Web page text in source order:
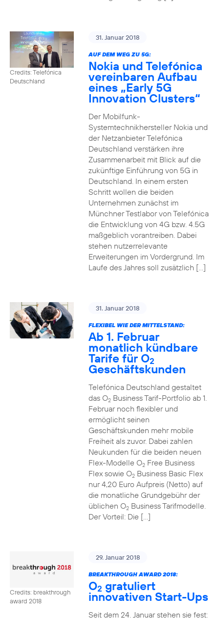
Credits: Telefónica
Deutschland
31. Januar 2018
AUF DEM WEG ZU 5G:
Nokia und Telefónica
vereinbaren Aufbau
eines „Early 5G
Innovation Clusters“
Der Mobilfunk-
Systemtechnikhersteller Nokia und
der Netzanbieter Telefónica
Deutschland verstärken ihre
Zusammenarbeit mit Blick auf die
zukünftige Einführung von 5G in
Deutschland. In einem ersten
Schritt wollen die beiden
Unternehmen zunächst im
Münchner Testlabor von Telefónica
die Entwicklung von 4G bzw. 4.5G
maßgeblich vorantreiben. Dabei
stehen nutzerrelevante
Erweiterungen im Vordergrund. Im
Laufe des Jahres soll zusätzlich […]
31. Januar 2018
FLEXIBEL WIE DER MITTELSTAND:
Ab 1. Februar
monatlich kündbare
Tarife für O2
Geschäftskunden
Telefónica Deutschland gestaltet
das O2Business Tarif-Portfolio ab 1.
Februar noch flexibler und
ermöglicht seinen
Geschäftskunden mehr mobile
Freiheit als zuvor. Dabei zahlen
Neukunden für die beiden neuen
Flex-Modelle O2Free Business
Flex sowie O2Business Basic Flex
nur 4,20 Euro Aufpreis (Netto) auf
die monatliche Grundgebühr der
üblichen O2Business Tarifmodelle.
Der Vorteil: Die […]
Credits: breakthrough
award 2018
29. Januar 2018
BREAKTHROUGH AWARD 2018:
O2 gratuliert
innovativen Start-Ups
Seit dem 24. Januar stehen sie fest: